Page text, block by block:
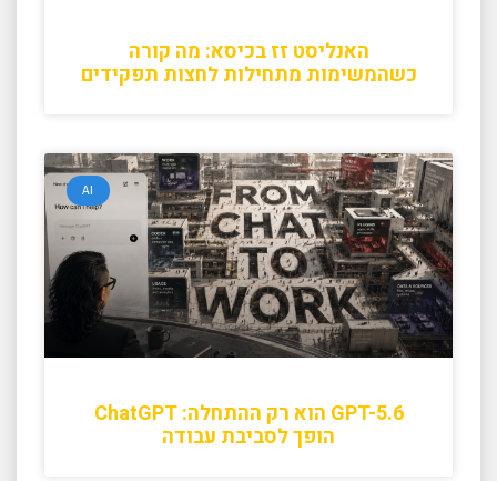
האנליסט זז בכיסא: מה קורה
כשהמשימות מתחילות לחצות תפקידים
AI
GPT-5.6 הוא רק ההתחלה: ChatGPT
הופך לסביבת עבודה